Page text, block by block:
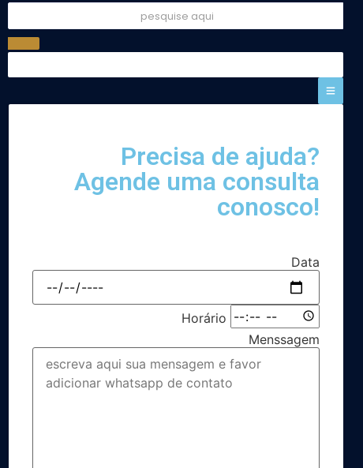
Precisa de ajuda?
Agende uma consulta
conosco!
Data
Horário
Menssagem